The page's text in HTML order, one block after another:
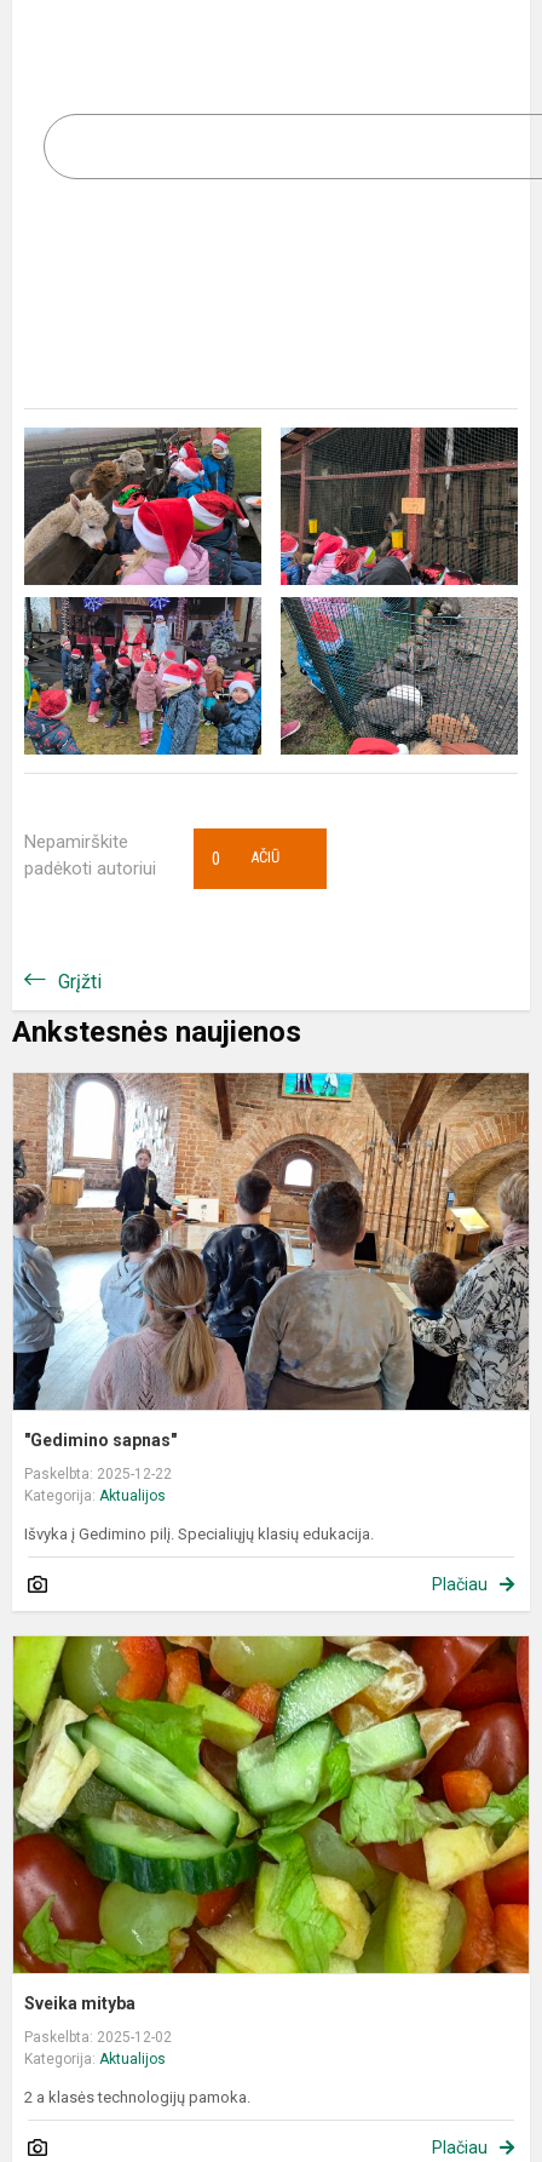
Nepamirškite
padėkoti autoriui
AČIŪ
0
Grįžti
Ankstesnės naujienos
"Gedimino sapnas"
Paskelbta: 2025-12-22
Kategorija: Aktualijos
Išvyka į Gedimino pilį. Specialiųjų klasių edukacija.
Plačiau
Sveika mityba
Paskelbta: 2025-12-02
Kategorija: Aktualijos
2 a klasės technologijų pamoka.
Plačiau